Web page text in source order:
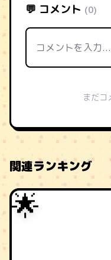
💬 コメント (0)
まだコ
関連ランキング
🌟